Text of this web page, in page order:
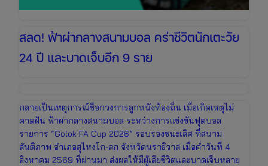
คาด
สลด! ฟ้าผ่ากลางสนามบอล คร่าชีวิตนักเตะวัย
24 ปี และบาดเจ็บอีก 9 ราย
กลายเป็นเหตุการณ์ช็อกวงการลูกหนังท้องถิ่น เมื่อเกิดเหตุไม่
คาดฝัน ฟ้าผ่ากลางสนามบอล ระหว่างการแข่งขันฟุตบอล
รายการ “Golok FA Cup 2026” รอบรองชนะเลิศ ที่สนาม
สันติภาพ อำเภอสุไหงโก-ลก จังหวัดนราธิวาส เมื่อค่ำวันที่ 4
สิงหาคม 2569 ที่ผ่านมา ส่งผลให้มีผู้เสียชีวิตและบาดเจ็บหลาย